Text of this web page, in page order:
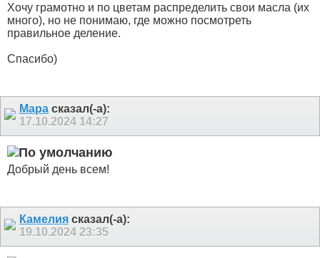
Хочу грамотно и по цветам распределить свои масла (их
много), но не понимаю, где можно посмотреть
правильное деление.
Спасибо)
Мара сказал(-а):
17.10.2024 14:27
Добрый день всем!
Камелия сказал(-а):
19.10.2024 23:35